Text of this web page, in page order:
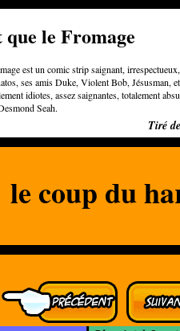
le Fromage
est un comic strip saignant,
ses amis Duke, Violent Bob, Jésusman,
idiotes, assez saignantes, totalement
Seah.
Tiré
le coup du